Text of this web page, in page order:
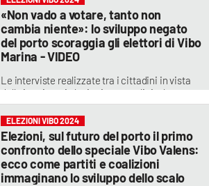
«Non vado a votare, tanto non
cambia niente»: lo sviluppo negato
del porto scoraggia gli elettori di Vibo
Marina - VIDEO
Le interviste realizzate tra i cittadini in vista
delle imminenti elezioni comunali rivelano
anche un profondo sconforto di fronte a
decenni di promesse non mantenute dalla
politica
ELEZIONI VIBO 2024
Elezioni, sul futuro del porto il primo
confronto dello speciale Vibo Valens:
ecco come partiti e coalizioni
immaginano lo sviluppo dello scalo